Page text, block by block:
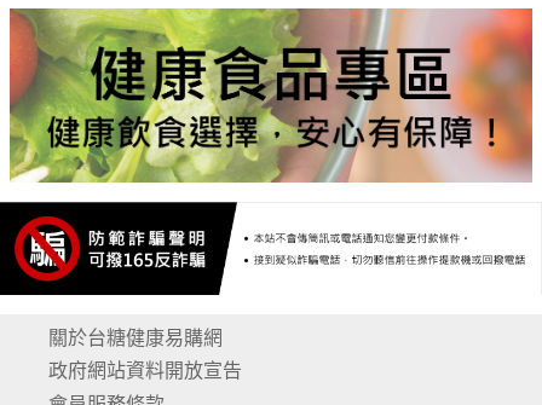
關於台糖健康易購網
政府網站資料開放宣告